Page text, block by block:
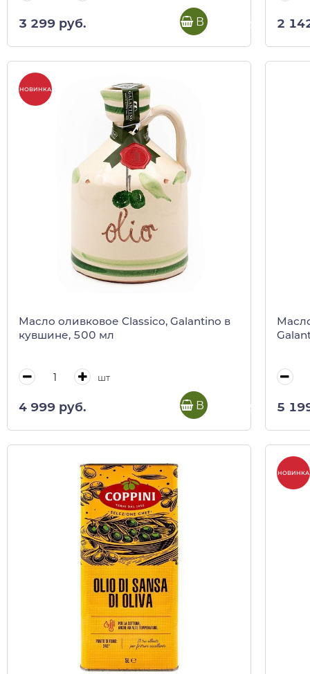
3 299 руб. В корзину 2
НОВИНКА
Масло оливковое Classico, Galantino в
кувшине, 500 мл
шт
4 999 руб. В корзину 5
НОВИНКА